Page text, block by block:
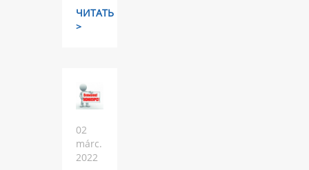
ЧИТАТЬ
>
02
márc.
2022